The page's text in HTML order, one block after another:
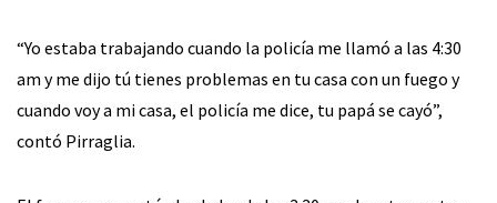
“Yo estaba trabajando cuando la policía me llamó a las 4:30
am y me dijo tú tienes problemas en tu casa con un fuego y
cuando voy a mi casa, el policía me dice, tu papá se cayó”,
contó Pirraglia.